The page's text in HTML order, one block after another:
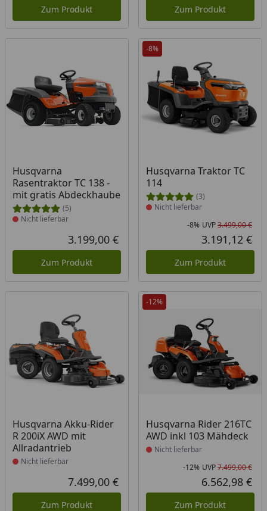
Zum Produkt Zum Produkt
Husqvarna
Rasentraktor TC 138 -
mit gratis Abdeckhaube
(5)
Produkt nicht lieferbar
Nicht lieferbar
Aktueller Preis
3.199,00 €
Zum Produkt
-8%
Husqvarna Traktor TC
114
(3)
Produkt nicht lieferbar
Nicht lieferbar
-8% UVP3.499,00 €
3.191,12 €
Zum Produkt
Husqvarna Akku-Rider
R 200iX AWD mit
Allradantrieb
Produkt nicht lieferbar
Nicht lieferbar
Aktueller Preis
7.499,00 €
Zum Produkt
-12%
Husqvarna Rider 216TC
AWD inkl 103 Mähdeck
Produkt nicht lieferbar
Nicht lieferbar
-12% UVP7.499,00 €
6.562,98 €
Zum Produkt